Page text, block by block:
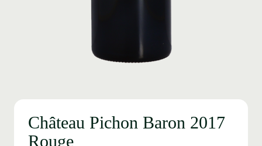
Château Pichon Baron 2017
Rouge